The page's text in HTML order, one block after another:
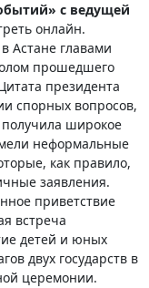
с ведущей
онлайн.
Астане главами
прошедшего
президента
спорных вопросов,
широкое
неформальные
как правило,
заявления.
приветствие
встреча
детей и юных
двух государств в
церемонии.